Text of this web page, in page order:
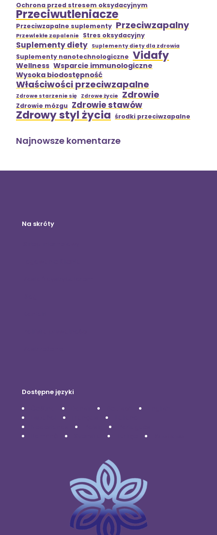
Ochrona przed stresem oksydacyjnym
Przeciwutleniacze
Przeciwzapalne suplementy Przeciwzapalny
Przewlekłe zapalenie Stres oksydacyjny
Suplementy diety Suplementy diety dla zdrowia
Suplementy nanotechnologiczne Vidafy
Wellness Wsparcie immunologiczne
Wysoka biodostępność
Właściwości przeciwzapalne
Zdrowe starzenie się Zdrowe życie Zdrowie
Zdrowie mózgu Zdrowie stawów
Zdrowy styl życia środki przeciwzapalne
Najnowsze komentarze
Na skróty
Dostępne języki